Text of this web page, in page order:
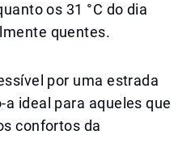
os 31 °C do dia
quentes.
por uma estrada
ideal para aqueles que
confortos da